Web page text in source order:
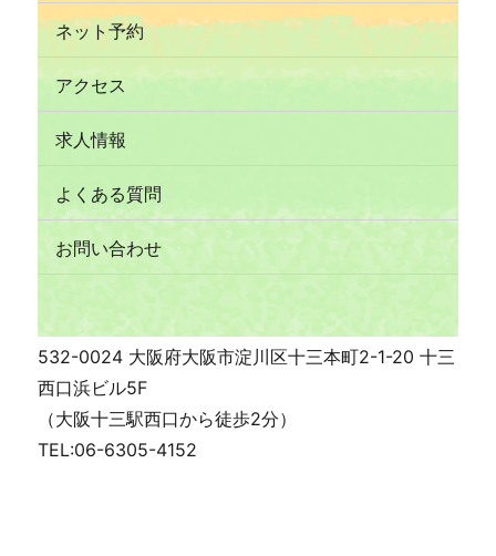
ネット予約
アクセス
求人情報
よくある質問
お問い合わせ
532-0024 大阪府大阪市淀川区十三本町2-1-20 十三
西口浜ビル5F
（大阪十三駅西口から徒歩2分）
TEL:06-6305-4152